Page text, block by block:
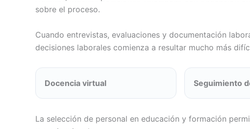
sobre el proceso.
Cuando entrevistas, evaluaciones y documentación
decisiones laborales comienza a resultar mucho más
Docencia virtual Seguimiento
La selección de personal en educación y formación